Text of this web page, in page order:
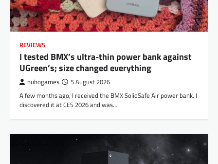
REVIEWS
I tested BMX’s ultra-thin power bank against
UGreen’s; size changed everything
nuhogames 5 August 2026
A few months ago, I received the BMX SolidSafe Air power bank. I
discovered it at CES 2026 and was…